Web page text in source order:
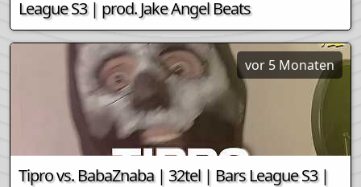
League S3 | prod. Jake Angel Beats
vor 5 Monaten
Tipro vs. BabaZnaba | 32tel | Bars League S3 |